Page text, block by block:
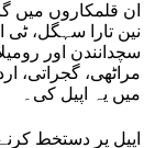
ان قلمکاروں میں
نین تارا سہگل، ٹی
سچدانندن اور
مراٹھی، گجراتی،
میں یہ اپیل کی۔